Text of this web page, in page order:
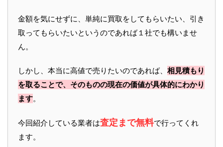
金額を気にせずに、単純に買取をしてもらいたい、引き
取ってもらいたいというのであれば１社でも構いませ
ん。
しかし、本当に高値で売りたいのであれば、 相見積もり
を取ることで、そのものの現在の価値が具体的にわかり
ます。
今回紹介している業者は査定まで無料で行ってくれ
ます。